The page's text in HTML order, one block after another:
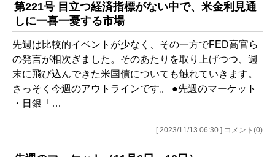
第221号 目立つ経済指標がない中で、米金利見通
しに一喜一憂する市場
先週は比較的イベントが少なく、その一方でFED高官ら
の発言が相次ぎました。そのあたりを取り上げつつ、週
末に飛び込んできた米国債についても触れていきます。
さっそく今週のアウトラインです。 ●先週のマーケット
・日銀「…
[ 2023/11/13 06:30 ] コメント(0)